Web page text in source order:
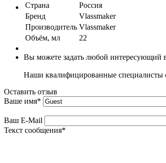
Страна
Россия
Бренд
Vlassmaker
Производитель Vlassmaker
Объём, мл
22
Вы можете задать любой интересующий
Наши квалифицированные специалисты
Оставить отзыв
Ваше имя*
Ваш E-Mail
Текст сообщения*